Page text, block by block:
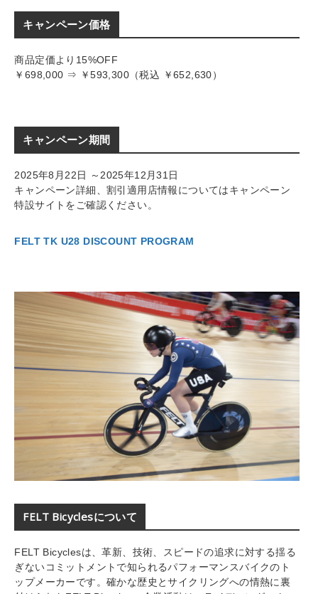
キャンペーン価格
商品定価より15%OFF
￥698,000 ⇒ ￥593,300（税込 ￥652,630）
キャンペーン期間
2025年8月22日 ～2025年12月31日
キャンペーン詳細、割引適用店情報についてはキャンペーン
特設サイトをご確認ください。
FELT TK U28 DISCOUNT PROGRAM
FELT Bicyclesについて
FELT Bicyclesは、革新、技術、スピードの追求に対する揺る
ぎないコミットメントで知られるパフォーマンスバイクのト
ップメーカーです。確かな歴史とサイクリングへの情熱に裏